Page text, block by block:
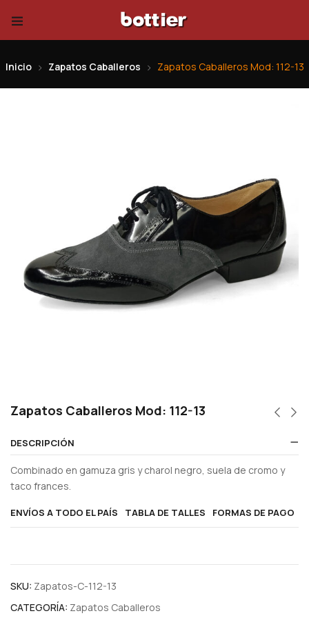
Inicio Zapatos Caballeros Zapatos Caballeros Mod: 112-13
Zapatos Caballeros Mod: 112-13
DESCRIPCIÓN
Combinado en gamuza gris y charol negro, suela de cromo y
taco frances.
ENVÍOS A TODO EL PAÍS TABLA DE TALLES FORMAS DE PAGO
SKU: Zapatos-C-112-13
CATEGORÍA: Zapatos Caballeros